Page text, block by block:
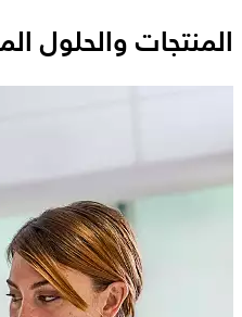
المنتجات والحلول